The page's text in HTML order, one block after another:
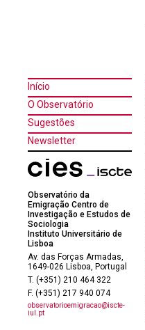
Início
O Observatório
Sugestões
Newsletter
Observatório da
Emigração Centro de
Investigação e Estudos de
Sociologia
Instituto Universitário de
Lisboa
Av. das Forças Armadas,
1649-026 Lisboa, Portugal
T. (+351) 210 464 322
F. (+351) 217 940 074
observatorioemigracao@iscte-
iul.pt